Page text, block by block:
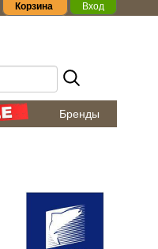
Корзина Вход
Бренды